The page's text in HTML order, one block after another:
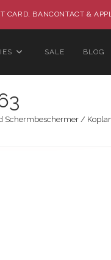
CARD, BANCONTACT &
SALE BLOG
Schermbeschermer /